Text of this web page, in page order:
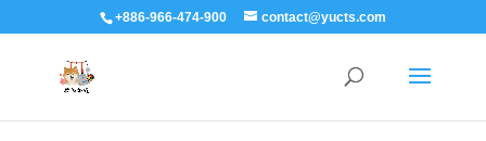
+886-966-474-900 contact@yucts.com